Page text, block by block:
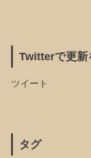
Twitterで更新
ツイート
タグ